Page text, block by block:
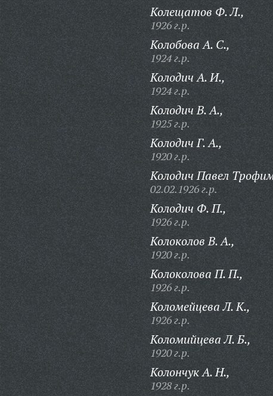
Колещатов Ф. Л.,
1926 г.р.
Колобова А. С.,
1924 г.р.
Колодич А. И.,
1924 г.р.
Колодич В. А.,
1925 г.р.
Колодич Г. А.,
1920 г.р.
Колодич Павел
02.02.1926 г.р.
Колодич Ф. П.,
1926 г.р.
Колоколов В. А.,
1920 г.р.
Колоколова П. П.,
1926 г.р.
Коломейцева Л. К.,
1926 г.р.
Коломийцева Л. Б.,
1920 г.р.
Колончук А. Н.,
1928 г.р.